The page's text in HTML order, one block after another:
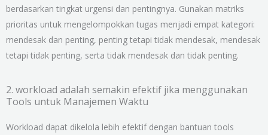
berdasarkan tingkat urgensi dan pentingnya. Gunakan matriks
prioritas untuk mengelompokkan tugas menjadi empat kategori:
mendesak dan penting, penting tetapi tidak mendesak, mendesak
tetapi tidak penting, serta tidak mendesak dan tidak penting.
2. workload adalah semakin efektif jika menggunakan
Tools untuk Manajemen Waktu
Workload dapat dikelola lebih efektif dengan bantuan tools